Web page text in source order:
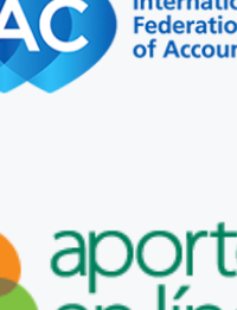
Federation of
(IFAC)
Ir al sitio web